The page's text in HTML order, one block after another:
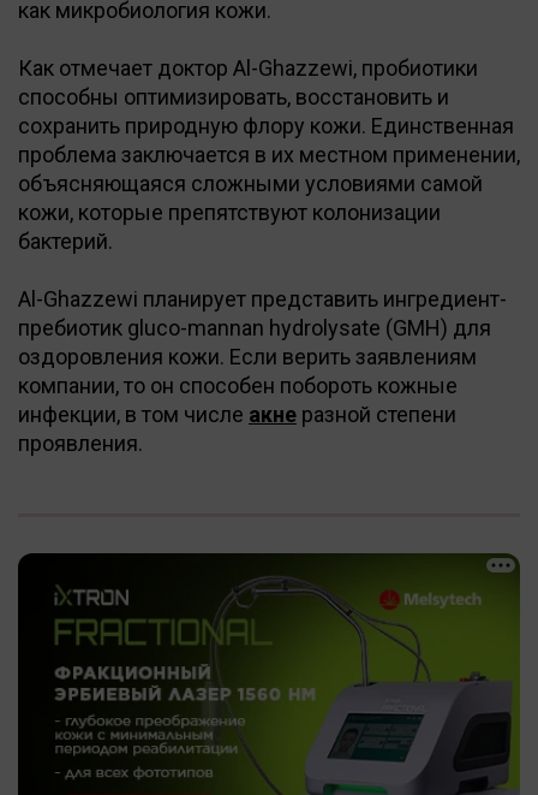
как микробиология кожи.
Как отмечает доктор Al-Ghazzewi, пробиотики
способны оптимизировать, восстановить и
сохранить природную флору кожи. Единственная
проблема заключается в их местном применении,
объясняющаяся сложными условиями самой
кожи, которые препятствуют колонизации
бактерий.
Al-Ghazzewi планирует представить ингредиент-
пребиотик gluco-mannan hydrolysate (GMH) для
оздоровления кожи. Если верить заявлениям
компании, то он способен побороть кожные
инфекции, в том числе акне разной степени
проявления.